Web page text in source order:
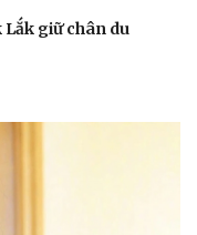
Lắk giữ chân du